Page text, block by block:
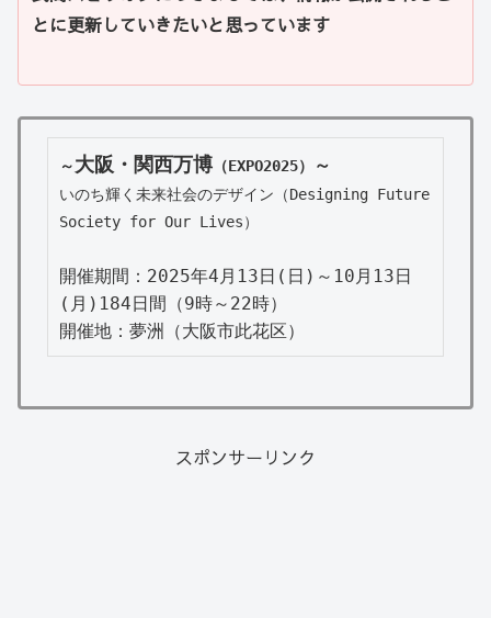
とに更新していきたいと思っています
～大阪・関西万博 （EXPO2025） ～
いのち輝く未来社会のデザイン（Designing Future
Society for Our Lives）
開催期間：2025年4月13日(日)～10月13日
(月)184日間（9時～22時）
開催地：夢洲（大阪市此花区）
スポンサーリンク